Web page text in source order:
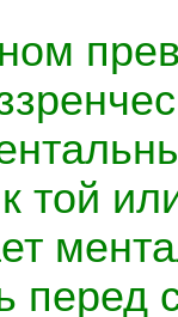
той
перед